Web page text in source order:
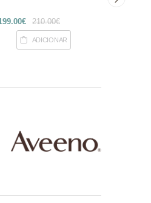
210.00€
ADICIONAR